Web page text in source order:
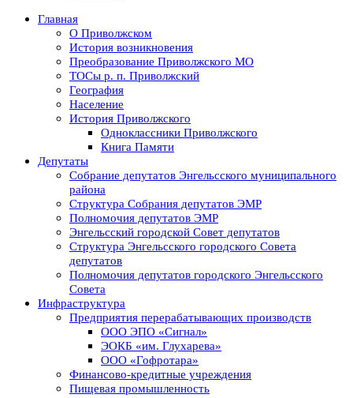
Главная
О Приволжском
История возникновения
Преобразование Приволжского МО
ТОСы р. п. Приволжский
География
Население
История Приволжского
Одноклассники Приволжского
Книга Памяти
Депутаты
Собрание депутатов Энгельсского муниципального
района
Структура Собрания депутатов ЭМР
Полномочия депутатов ЭМР
Энгельсский городской Совет депутатов
Структура Энгельсского городского Совета
депутатов
Полномочия депутатов городского Энгельсского
Совета
Инфраструктура
Предприятия перерабатывающих производств
ООО ЭПО «Сигнал»
ЭОКБ «им. Глухарева»
ООО «Гофротара»
Финансово-кредитные учреждения
Пищевая промышленность